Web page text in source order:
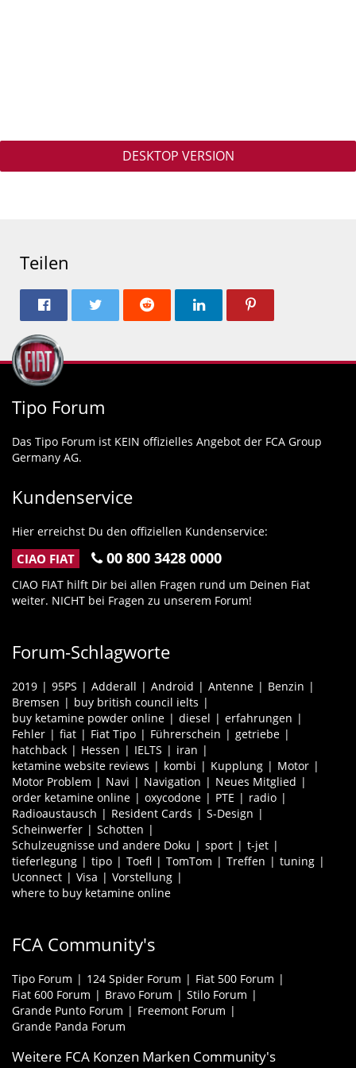
DESKTOP VERSION
Teilen
Tipo Forum
Das Tipo Forum ist KEIN offizielles Angebot der FCA Group
Germany AG.
Kundenservice
Hier erreichst Du den offiziellen Kundenservice:
CIAO FIAT 00 800 3428 0000
CIAO FIAT hilft Dir bei allen Fragen rund um Deinen Fiat
weiter. NICHT bei Fragen zu unserem Forum!
Forum-Schlagworte
2019 95PS Adderall Android Antenne
Benzin
Bremsen
buy british council ielts
buy ketamine powder online
diesel
erfahrungen
Fehler
fiat Fiat Tipo Führerschein
getriebe
hatchback
Hessen IELTS
iran
ketamine website reviews
kombi Kupplung
Motor
Motor Problem
Navi Navigation
Neues Mitglied
order ketamine online
oxycodone PTE
radio
Radioaustausch
Resident Cards
S-Design
Scheinwerfer
Schotten
Schulzeugnisse und andere Doku
sport
t-jet
tieferlegung
tipo Toefl TomTom Treffen
tuning
Uconnect
Visa
Vorstellung
where to buy ketamine online
FCA Community's
Tipo Forum 124 Spider Forum
Fiat 500 Forum
Fiat 600 Forum
Bravo Forum
Stilo Forum
Grande Punto Forum
Freemont Forum
Grande Panda Forum
Weitere FCA Konzen Marken Community's